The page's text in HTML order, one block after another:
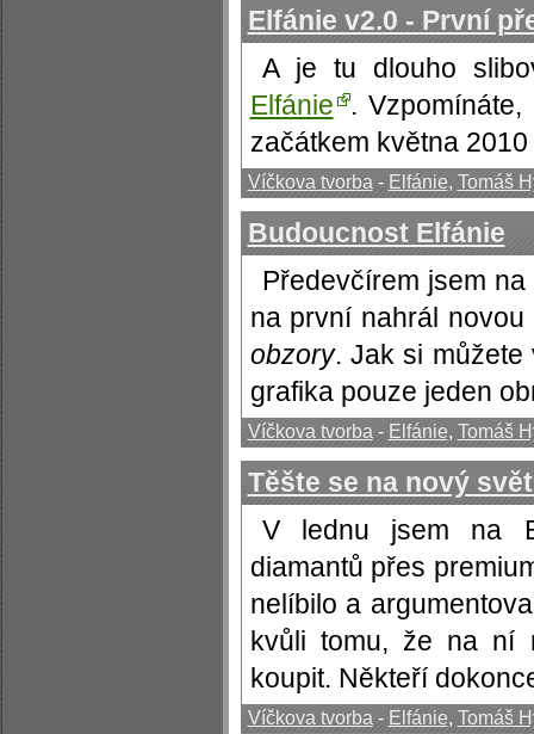
Elfánie v2.0 - První
A je tu dlouho
Elfánie .
začátkem května
Víčkova tvorba - Elfánie, Tomáš
Budoucnost Elfánie
Předevčírem jsem
na první nahrál
obzory. Jak si můžete
grafika pouze jeden
Víčkova tvorba - Elfánie, Tomáš
Těšte se na nový
V lednu jsem na
diamantů přes
nelíbilo a
kvůli tomu, že na ní
koupit. Někteří
Víčkova tvorba - Elfánie, Tomáš